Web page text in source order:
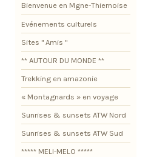
Bienvenue en Mgne-Thiernoise
Evénements culturels
Sites " Amis "
** AUTOUR DU MONDE **
Trekking en amazonie
« Montagnards » en voyage
Sunrises & sunsets ATW Nord
Sunrises & sunsets ATW Sud
***** MELI-MELO *****